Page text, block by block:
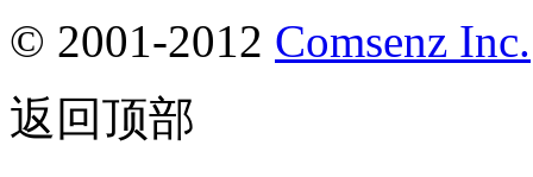
© 2001-2012 Comsenz Inc.
返回顶部